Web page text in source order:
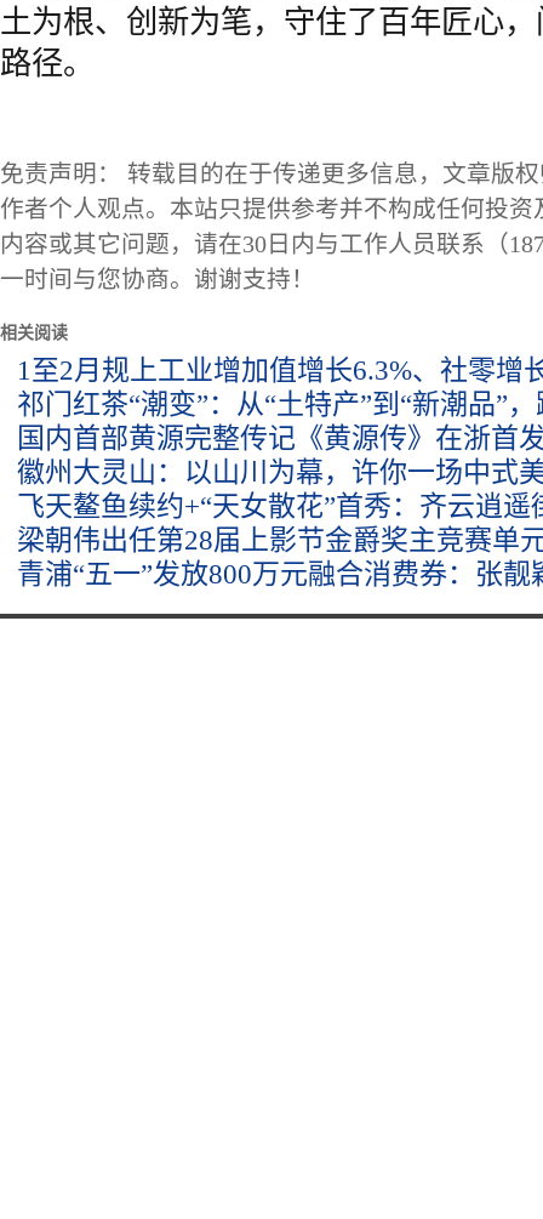
土为根、创新为笔，守住了百年匠心
路径。
免责声明： 转载目的在于传递更多信息，文章版
作者个人观点。本站只提供参考并不构成任何投
内容或其它问题，请在30日内与工作人员联系（
一时间与您协商。谢谢支持！
相关阅读
1至2月规上工业增加值增长6.3%、社零增
祁门红茶“潮变”：从“土特产”到“新潮品”
国内首部黄源完整传记《黄源传》在浙首
徽州大灵山：以山川为幕，许你一场中式
飞天鳌鱼续约+“天女散花”首秀：齐云逍遥
梁朝伟出任第28届上影节金爵奖主竞赛单
青浦“五一”发放800万元融合消费券：张靓